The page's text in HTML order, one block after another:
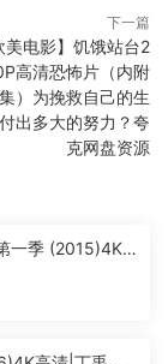
下一篇
美电影】饥饿站台2
高清恐怖片（内附
）为挽救自己的生
出多大的努力？夸
克网盘资源
一季 (2015)4K
踏上了新的探